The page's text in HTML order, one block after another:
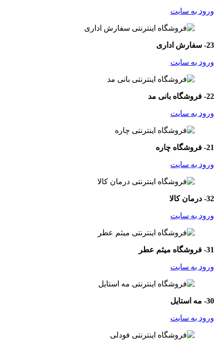
ورود به سایت
23- سفارش اداری
ورود به سایت
22- فروشگاه بانی مد
ورود به سایت
21- فروشگاه چاره
ورود به سایت
32- درمان کالا
ورود به سایت
31- فروشگاه میثم عطر
ورود به سایت
30- مه استایل
ورود به سایت